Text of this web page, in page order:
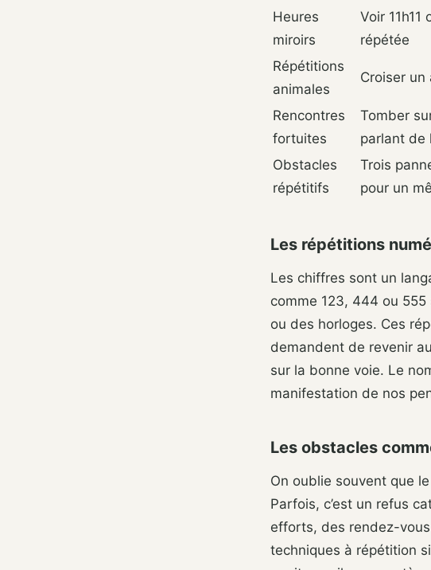
Heures
miroirs
Voir 11h11
répétée
Répétitions
animales
Croiser un
Rencontres
fortuites
Tomber
parlant de
Obstacles
répétitifs
Trois
pour un
Les répétitions
Les chiffres sont un
comme 123, 444 ou
ou des horloges. Ces
demandent de revenir
sur la bonne voie. Le
manifestation de nos
Les obstacles
On oublie souvent que
Parfois, c’est un refus
efforts, des rendez-
techniques à répétition